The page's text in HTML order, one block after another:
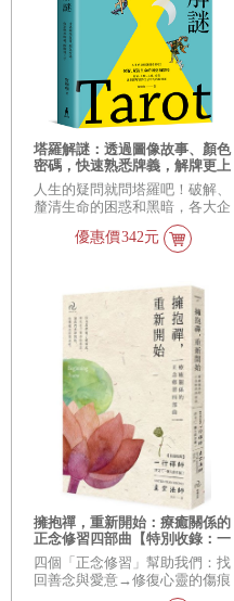
塔羅解謎：透過圖像故事、顏色
密碼，快速熟悉牌義，解牌更上
手
人生的疑問就問塔羅吧！破解、
釐清生命的困惑和黑暗，各大企
業學校最愛的幽默塔羅名師，利
用圖像故事、顏色密碼，讓你輕
中的所有問題。
優惠價342元
擁抱禪，重新開始：療癒關係的
正念修習四部曲【特別收錄：一
行禪師序文〈一個人的幸福〉】
四個「正念修習」幫助我們：找
回善念與愛意→修復心靈的傷痕
→重建溝通→修復關係；讓我們